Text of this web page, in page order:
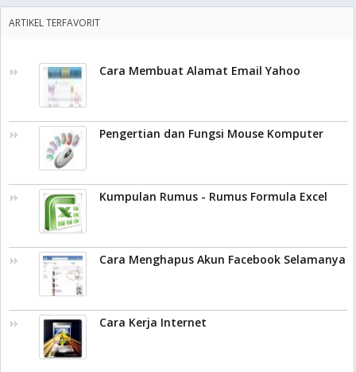
ARTIKEL TERFAVORIT
Cara Membuat Alamat Email Yahoo
Pengertian dan Fungsi Mouse Komputer
Kumpulan Rumus - Rumus Formula Excel
Cara Menghapus Akun Facebook Selamanya
Cara Kerja Internet